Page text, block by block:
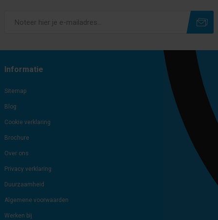
Informatie
Sitemap
Blog
Cookie verklaring
Brochure
Over ons
Privacy verklaring
Duurzaamheid
Algemene voorwaarden
Werken bij